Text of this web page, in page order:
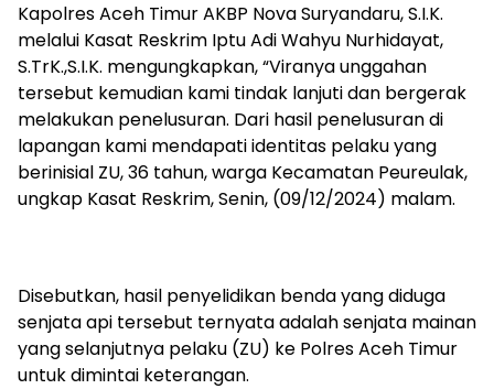
Kapolres Aceh Timur AKBP Nova Suryandaru, S.I.K.
melalui Kasat Reskrim Iptu Adi Wahyu Nurhidayat,
S.TrK.,S.I.K. mengungkapkan, “Viranya unggahan
tersebut kemudian kami tindak lanjuti dan bergerak
melakukan penelusuran. Dari hasil penelusuran di
lapangan kami mendapati identitas pelaku yang
berinisial ZU, 36 tahun, warga Kecamatan Peureulak,
ungkap Kasat Reskrim, Senin, (09/12/2024) malam.
Disebutkan, hasil penyelidikan benda yang diduga
senjata api tersebut ternyata adalah senjata mainan
yang selanjutnya pelaku (ZU) ke Polres Aceh Timur
untuk dimintai keterangan.